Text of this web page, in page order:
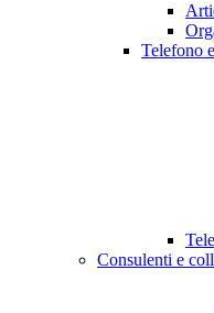
Telefono
Consulenti e